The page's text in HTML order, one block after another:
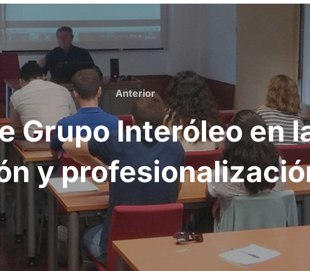
Anterior
Anterior
Grupo Interóleo en
y